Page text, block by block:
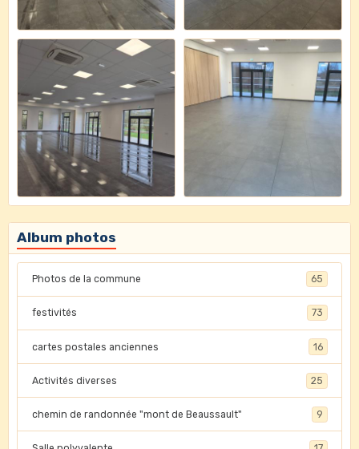
Album photos
Photos de la commune 65
festivités 73
cartes postales anciennes 16
Activités diverses 25
chemin de randonnée "mont de Beaussault" 9